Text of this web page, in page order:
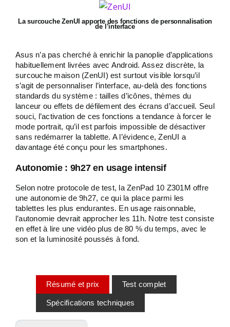
La surcouche ZenUI apporte des fonctions de personnalisation
de l’interface
Asus n’a pas cherché à enrichir la panoplie d’applications
habituellement livrées avec Android. Assez discrète, la
surcouche maison (ZenUI) est surtout visible lorsqu’il
s’agit de personnaliser l’interface, au-delà des fonctions
standards du système : tailles d’icônes, thèmes du
lanceur ou effets de défilement des écrans d’accueil. Seul
souci, l’activation de ces fonctions a tendance à forcer le
mode portrait, qu’il est parfois impossible de désactiver
sans redémarrer la tablette. A l’évidence, ZenUI a
davantage été conçu pour les smartphones.
Autonomie : 9h27 en usage intensif
Selon notre protocole de test, la ZenPad 10 Z301M offre
une autonomie de 9h27, ce qui la place parmi les
tablettes les plus endurantes. En usage raisonnable,
l’autonomie devrait approcher les 11h. Notre test consiste
en effet à lire une vidéo plus de 80 % du temps, avec le
son et la luminosité poussés à fond.
Résumé et prix Test complet
Spécifications techniques